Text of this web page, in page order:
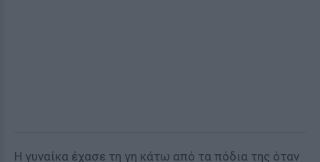
Η γυναίκα έχασε τη γη κάτω από τα πόδια της όταν